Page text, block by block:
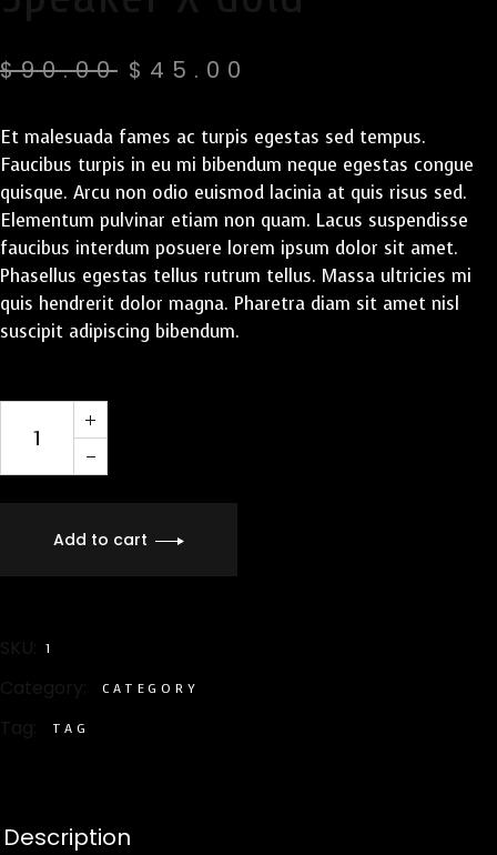
$90.00 $ 45.00
Et malesuada fames ac turpis egestas sed tempus.
Faucibus turpis in eu mi bibendum neque egestas congue
quisque. Arcu non odio euismod lacinia at quis risus sed.
Elementum pulvinar etiam non quam. Lacus suspendisse
faucibus interdum posuere lorem ipsum dolor sit amet.
Phasellus egestas tellus rutrum tellus. Massa ultricies mi
quis hendrerit dolor magna. Pharetra diam sit amet nisl
suscipit adipiscing bibendum.
Add to cart
1
CATEGORY
TAG
Description